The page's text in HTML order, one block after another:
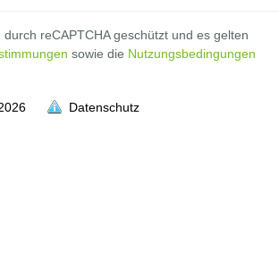
durch reCAPTCHA geschützt und es gelten
sowie die Nutzungsbedingungen
Datenschutz